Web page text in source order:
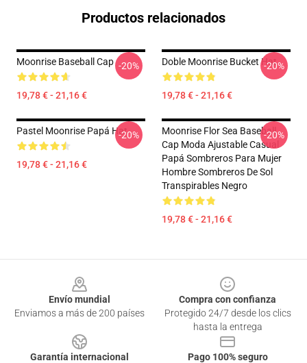
Productos relacionados
Moonrise Baseball Cap
19,78 € - 21,16 €
-20% Doble Moonrise Bucket Hat
19,78 € - 21,16 €
-20%
Pastel Moonrise Papá Hat
19,78 € - 21,16 €
-20%
Moonrise Flor Sea Baseball
Cap Moda Ajustable Casual
Papá Sombreros Para Mujer
Hombre Sombreros De Sol
Transpirables Negro
19,78 € - 21,16 €
-20%
Envío mundial
Enviamos a más de 200 países
Compra con confianza
Protegido 24/7 desde los clics
hasta la entrega
Garantía internacional
Pago 100% seguro